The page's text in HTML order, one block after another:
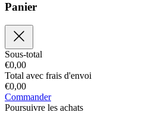
Panier
Sous-total
€0,00
Total avec frais d'envoi
€0,00
Commander
Poursuivre les achats